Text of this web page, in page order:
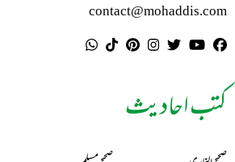
contact@mohaddis.com
کتب احادیث